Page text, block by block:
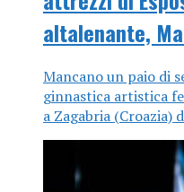
altalenante,
Mancano un paio di
ginnastica artistica
a Zagabria (Croazia)